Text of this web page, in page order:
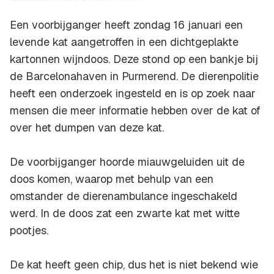
Een voorbijganger heeft zondag 16 januari een
levende kat aangetroffen in een dichtgeplakte
kartonnen wijndoos. Deze stond op een bankje bij
de Barcelonahaven in Purmerend. De dierenpolitie
heeft een onderzoek ingesteld en is op zoek naar
mensen die meer informatie hebben over de kat of
over het dumpen van deze kat.
De voorbijganger hoorde miauwgeluiden uit de
doos komen, waarop met behulp van een
omstander de dierenambulance ingeschakeld
werd. In de doos zat een zwarte kat met witte
pootjes.
De kat heeft geen chip, dus het is niet bekend wie